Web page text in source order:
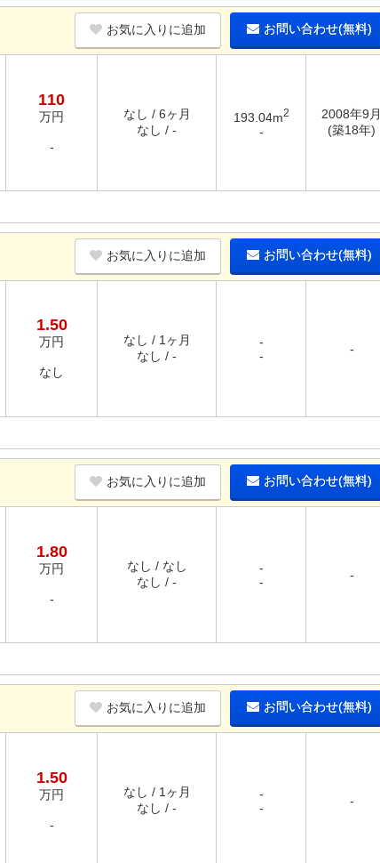
お気に入りに追加 お問い合わせ(無料)
110
万円
-
なし / 6ヶ月
なし / -
193.04m2
-
2008年9月
(築18年)
お気に入りに追加 お問い合わせ(無料)
1.50
万円
なし
なし / 1ヶ月
なし / -
-
-
-
お気に入りに追加 お問い合わせ(無料)
1.80
万円
-
なし / なし
なし / -
-
-
-
お気に入りに追加 お問い合わせ(無料)
1.50
万円
-
なし / 1ヶ月
なし / -
-
-
-